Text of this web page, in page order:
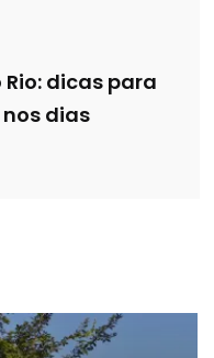
dicas para
dias